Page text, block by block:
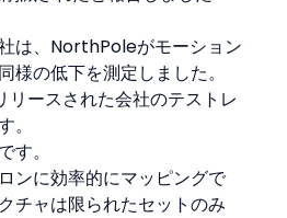
は、NorthPoleがモーション
様の低下を測定しました。
リースされた会社のテストレ
。
す。
ンに効率的にマッピングで
チャは限られたセットのみ